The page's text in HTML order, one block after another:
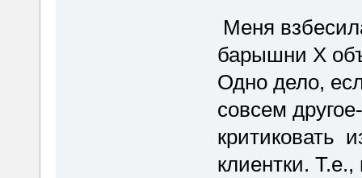
Меня
барышни Х
Одно дело,
совсем
критиковать
клиентки.